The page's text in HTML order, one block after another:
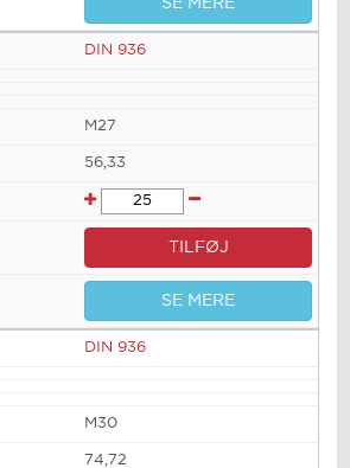
SE MERE
DIN 936
M27
56,33
TILFØJ
SE MERE
DIN 936
M30
74,72